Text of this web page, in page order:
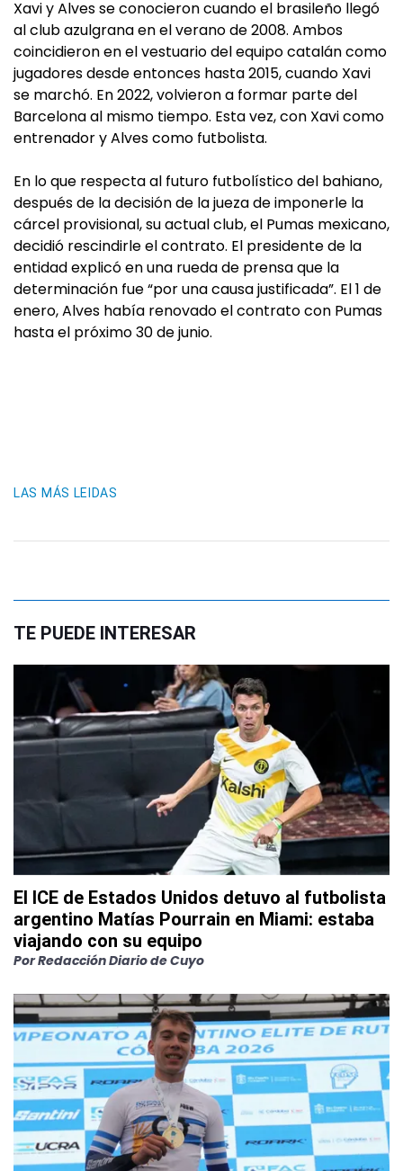
Xavi y Alves se conocieron cuando el brasileño llegó
al club azulgrana en el verano de 2008. Ambos
coincidieron en el vestuario del equipo catalán como
jugadores desde entonces hasta 2015, cuando Xavi
se marchó. En 2022, volvieron a formar parte del
Barcelona al mismo tiempo. Esta vez, con Xavi como
entrenador y Alves como futbolista.
En lo que respecta al futuro futbolístico del bahiano,
después de la decisión de la jueza de imponerle la
cárcel provisional, su actual club, el Pumas mexicano,
decidió rescindirle el contrato. El presidente de la
entidad explicó en una rueda de prensa que la
determinación fue “por una causa justificada”. El 1 de
enero, Alves había renovado el contrato con Pumas
hasta el próximo 30 de junio.
LAS MÁS LEIDAS
TE PUEDE INTERESAR
El ICE de Estados Unidos detuvo al futbolista
argentino Matías Pourrain en Miami: estaba
viajando con su equipo
PorRedacción Diario de Cuyo